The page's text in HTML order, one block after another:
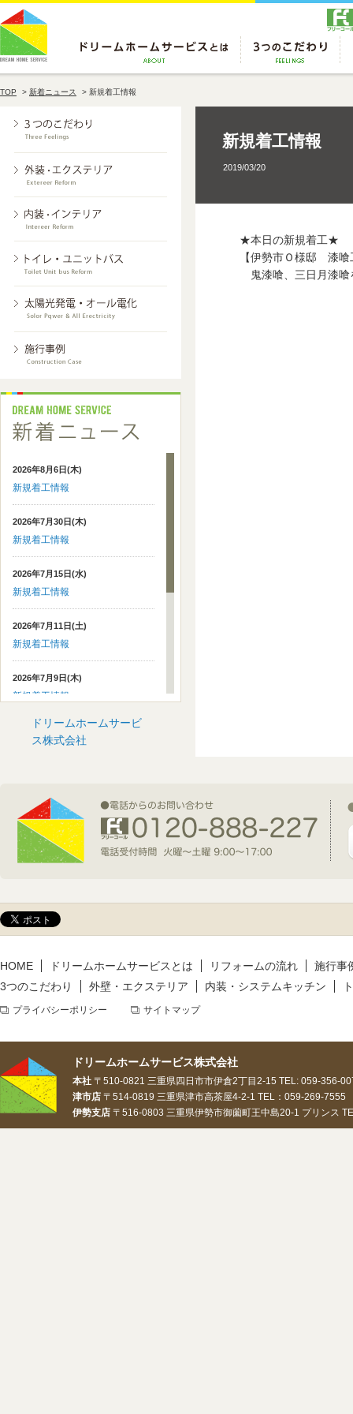
TOP > 新着ニュース > 新規着工情報
2026年8月6日(木)
新規着工情報
2026年7月30日(木)
新規着工情報
2026年7月15日(水)
新規着工情報
2026年7月11日(土)
新規着工情報
2026年7月9日(木)
新規着工情報
2026年7月1日(水)
新規着工情報
新規着工情報
2026年5月14日(木)
新規着工情報
ドリームホームサービ
ス株式会社
新規着工情報
2019/03/20
★本日の新規着工★
【伊勢市Ｏ様邸 漆喰
鬼漆喰、三日月漆喰
HOME ドリームホームサービスとは リフォームの流れ
施行事
3つのこだわり
外壁・エクステリア 内装・システムキッチン
プライバシーポリシー サイトマップ
ドリームホームサービス株式会社
本社 〒510-0821 三重県四日市市伊倉2丁目2-15 TEL: 059-356-
津市店 〒514-0819 三重県津市高茶屋4-2-1 TEL：059-269-
伊勢支店 〒516-0803 三重県伊勢市御薗町王中島20-1 プリンス